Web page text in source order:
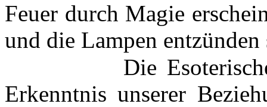
Feuer durch Magie
und die Lampen
Die
Erkenntnis unserer